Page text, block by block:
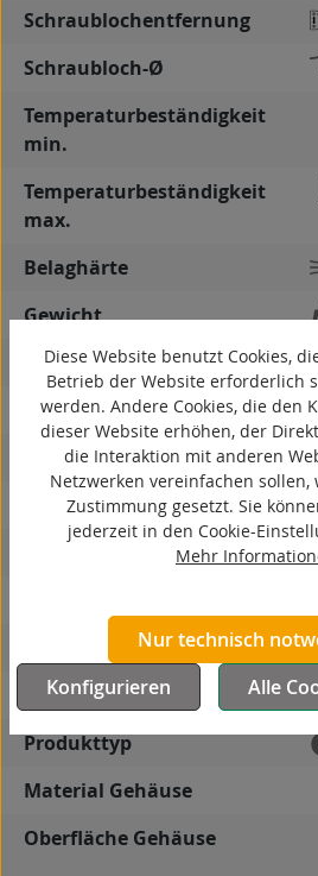
Schraublochentfernung
Schraubloch-Ø
Temperaturbeständigkeit
min.
Temperaturbeständigkeit
max.
Belaghärte
Gewicht
spurlos
kontaktverfärbungsfrei
antistatisch
elektrisch leitfähig
hitzebeständig
autoklaventauglich
Produkttyp
Material Gehäuse
Oberfläche Gehäuse
Diese Website benutzt Cookies,
Betrieb der Website erforderlich
werden. Andere Cookies, die den
dieser Website erhöhen, der
die Interaktion mit anderen
Netzwerken vereinfachen
Zustimmung gesetzt. Sie
jederzeit in den Cookie-
Mehr
Nur technisch
Konfigurieren
Alle